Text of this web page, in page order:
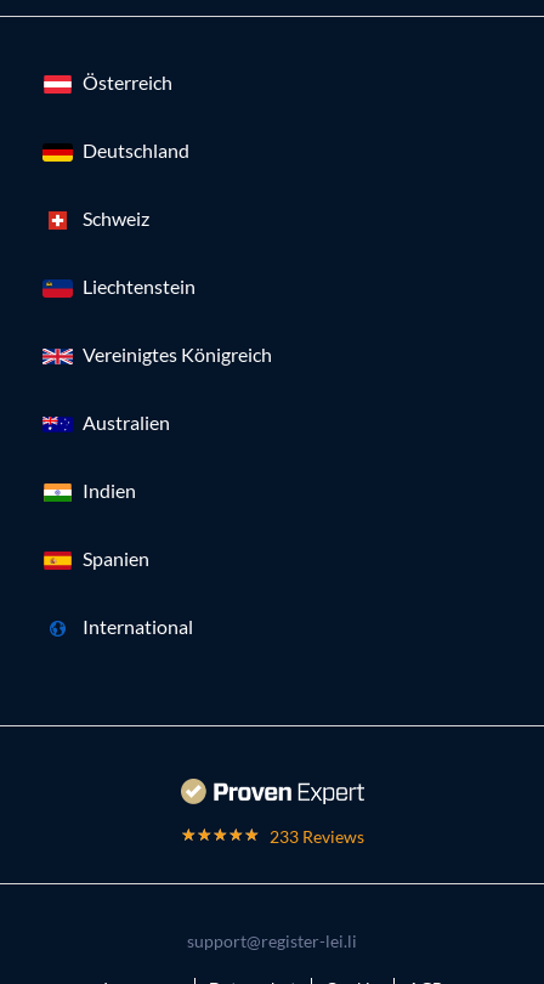
Österreich
Deutschland
Schweiz
Liechtenstein
Vereinigtes Königreich
Australien
Indien
Spanien
International
233 Reviews
support@register-lei.li